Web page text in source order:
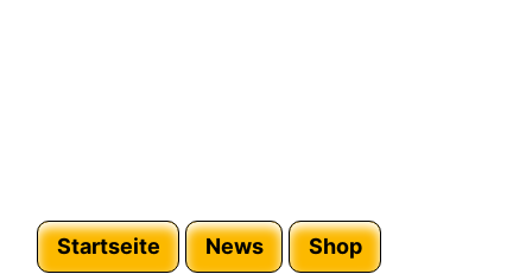
Startseite News Shop